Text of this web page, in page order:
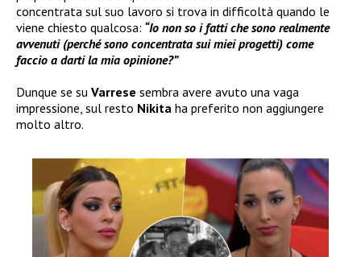
concentrata sul suo lavoro si trova in difficoltà quando le
viene chiesto qualcosa: “Io non so i fatti che sono realmente
avvenuti (perché sono concentrata sui miei progetti) come
faccio a darti la mia opinione?”
Dunque se su Varrese sembra avere avuto una vaga
impressione, sul resto Nikita ha preferito non aggiungere
molto altro.